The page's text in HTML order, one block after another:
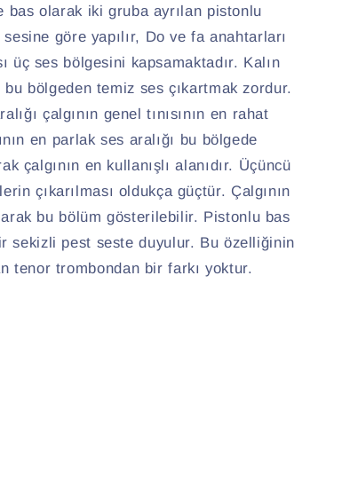
bas olarak iki gruba ayrılan pistonlu
göre yapılır, Do ve fa anahtarları
üç ses bölgesini kapsamaktadır. Kalın
bölgeden temiz ses çıkartmak zordur.
çalgının genel tınısının en rahat
en parlak ses aralığı bu bölgede
çalgının en kullanışlı alanıdır. Üçüncü
çıkarılması oldukça güçtür. Çalgının
bu bölüm gösterilebilir. Pistonlu bas
sekizli pest seste duyulur. Bu özelliğinin
tenor trombondan bir farkı yoktur.